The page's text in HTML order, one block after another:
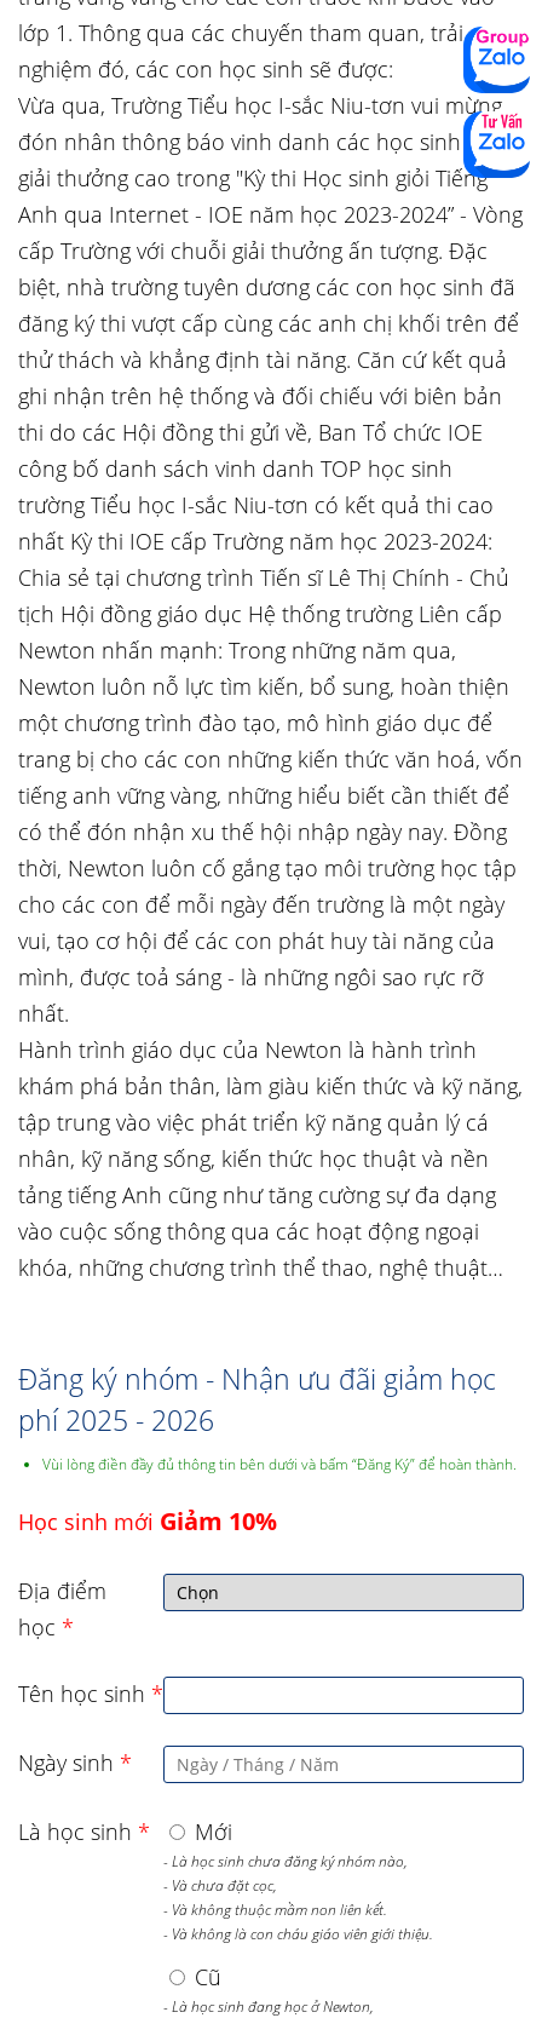
lớp 1. Thông qua các chuyến tham quan, trải
nghiệm đó, các con học sinh sẽ được:
Vừa qua, Trường Tiểu học I-sắc Niu-tơn vui mừng
đón nhân thông báo vinh danh các học sinh đạt
giải thưởng cao trong "Kỳ thi Học sinh giỏi Tiếng
Anh qua Internet - IOE năm học 2023-2024” - Vòng
cấp Trường với chuỗi giải thưởng ấn tượng. Đặc
biệt, nhà trường tuyên dương các con học sinh đã
đăng ký thi vượt cấp cùng các anh chị khối trên để
thử thách và khẳng định tài năng. Căn cứ kết quả
ghi nhận trên hệ thống và đối chiếu với biên bản
thi do các Hội đồng thi gửi về, Ban Tổ chức IOE
công bố danh sách vinh danh TOP học sinh
trường Tiểu học I-sắc Niu-tơn có kết quả thi cao
nhất Kỳ thi IOE cấp Trường năm học 2023-2024:
Chia sẻ tại chương trình Tiến sĩ Lê Thị Chính - Chủ
tịch Hội đồng giáo dục Hệ thống trường Liên cấp
Newton nhấn mạnh: Trong những năm qua,
Newton luôn nỗ lực tìm kiến, bổ sung, hoàn thiện
một chương trình đào tạo, mô hình giáo dục để
trang bị cho các con những kiến thức văn hoá, vốn
tiếng anh vững vàng, những hiểu biết cần thiết để
có thể đón nhận xu thế hội nhập ngày nay. Đồng
thời, Newton luôn cố gắng tạo môi trường học tập
cho các con để mỗi ngày đến trường là một ngày
vui, tạo cơ hội để các con phát huy tài năng của
mình, được toả sáng - là những ngôi sao rực rỡ
nhất.
Hành trình giáo dục của Newton là hành trình
khám phá bản thân, làm giàu kiến thức và kỹ năng,
tập trung vào việc phát triển kỹ năng quản lý cá
nhân, kỹ năng sống, kiến thức học thuật và nền
tảng tiếng Anh cũng như tăng cường sự đa dạng
vào cuộc sống thông qua các hoạt động ngoại
khóa, những chương trình thể thao, nghệ thuật…
Đăng ký nhóm - Nhận ưu đãi giảm học
phí 2025 - 2026
Vùi lòng điền đầy đủ thông tin bên dưới và bấm “Đăng Ký” để hoàn thành.
Học sinh mới Giảm 10%
Địa điểm
học *
Tên học sinh *
Ngày sinh *
Là học sinh * Mới
- Là học sinh chưa đăng ký nhóm nào,
- Và chưa đặt cọc,
- Và không thuộc mầm non liên kết.
- Và không là con cháu giáo viên giới thiệu.
Cũ
- Là học sinh đang học ở Newton,